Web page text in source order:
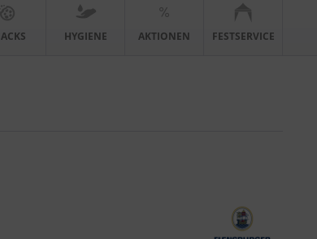
HYGIENE AKTIONEN FESTSERVICE